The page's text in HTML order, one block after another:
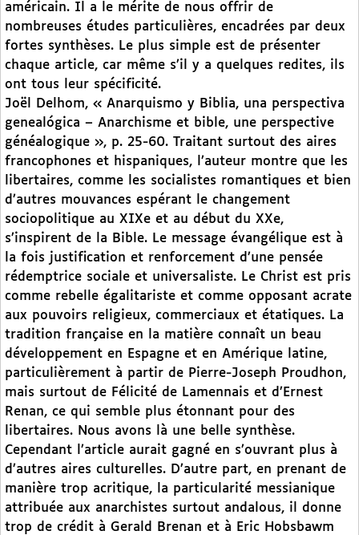
américain. Il a le mérite de nous offrir de
nombreuses études particulières, encadrées par deux
fortes synthèses. Le plus simple est de présenter
chaque article, car même s’il y a quelques redites, ils
ont tous leur spécificité.
Joël Delhom, « Anarquismo y Biblia, una perspectiva
genealógica – Anarchisme et bible, une perspective
généalogique », p. 25-60. Traitant surtout des aires
francophones et hispaniques, l’auteur montre que les
libertaires, comme les socialistes romantiques et bien
d’autres mouvances espérant le changement
sociopolitique au XIXe et au début du XXe,
s’inspirent de la Bible. Le message évangélique est à
la fois justification et renforcement d’une pensée
rédemptrice sociale et universaliste. Le Christ est pris
comme rebelle égalitariste et comme opposant acrate
aux pouvoirs religieux, commerciaux et étatiques. La
tradition française en la matière connaît un beau
développement en Espagne et en Amérique latine,
particulièrement à partir de Pierre-Joseph Proudhon,
mais surtout de Félicité de Lamennais et d’Ernest
Renan, ce qui semble plus étonnant pour des
libertaires. Nous avons là une belle synthèse.
Cependant l’article aurait gagné en s’ouvrant plus à
d’autres aires culturelles. D’autre part, en prenant de
manière trop acritique, la particularité messianique
attribuée aux anarchistes surtout andalous, il donne
trop de crédit à Gerald Brenan et à Eric Hobsbawm